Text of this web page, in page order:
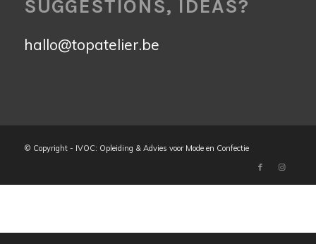
SUGGESTIONS, IDEAS?
hallo@topatelier.be
© Copyright - IVOC: Opleiding & Advies voor Mode en Confectie